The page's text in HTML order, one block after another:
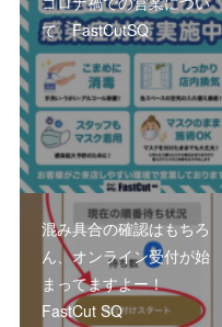
て FastCutSQ
混み具合の確認はもちろ
ん、オンライン受付が始
まってますよー！
FastCut SQ